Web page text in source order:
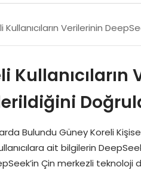
Kullanıcıların Verilerinin
Bulundu Güney Koreli
ait bilgilerin
Çin merkezli